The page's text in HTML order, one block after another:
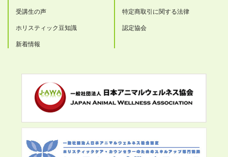
受講生の声
ホリスティック豆知識
新着情報
特定商取引に関する法律
認定協会